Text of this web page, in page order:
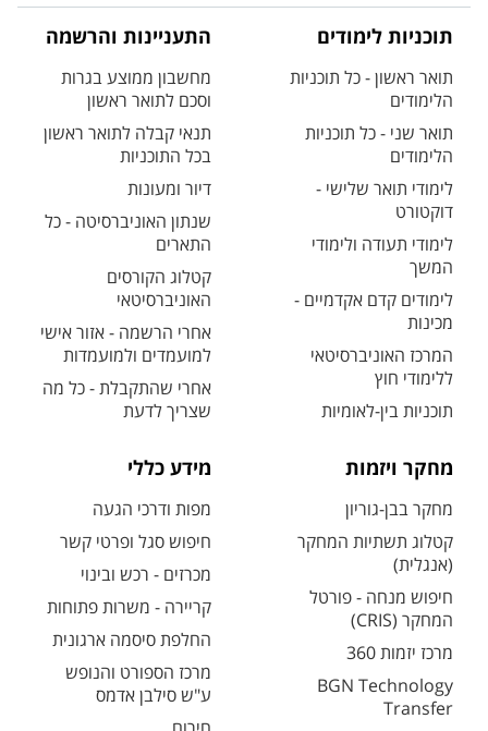
תוכניות לימודים
תואר ראשון - כל תוכניות
הלימודים
תואר שני - כל תוכניות
הלימודים
לימודי תואר שלישי -
דוקטורט
לימודי תעודה ולימודי
המשך
לימודים קדם אקדמיים -
מכינות
המרכז האוניברסיטאי
ללימודי חוץ
תוכניות בין-לאומיות
התעניינות והרשמה
מחשבון ממוצע בגרות
וסכם לתואר ראשון
תנאי קבלה לתואר ראשון
בכל התוכניות
דיור ומעונות
שנתון האוניברסיטה - כל
התארים
קטלוג הקורסים
האוניברסיטאי
אחרי הרשמה - אזור אישי
למועמדים ולמועמדות
אחרי שהתקבלת - כל מה
שצריך לדעת
מחקר ויזמות
מחקר בבן-גוריון
קטלוג תשתיות המחקר
(אנגלית)
חיפוש מנחה - פורטל
המחקר (CRIS)
מרכז יזמות 360
BGN Technology
Transfer
מידע כללי
מפות ודרכי הגעה
חיפוש סגל ופרטי קשר
מכרזים - רכש ובינוי
קריירה - משרות פתוחות
החלפת סיסמה ארגונית
מרכז הספורט והנופש
ע"ש סילבן אדמס